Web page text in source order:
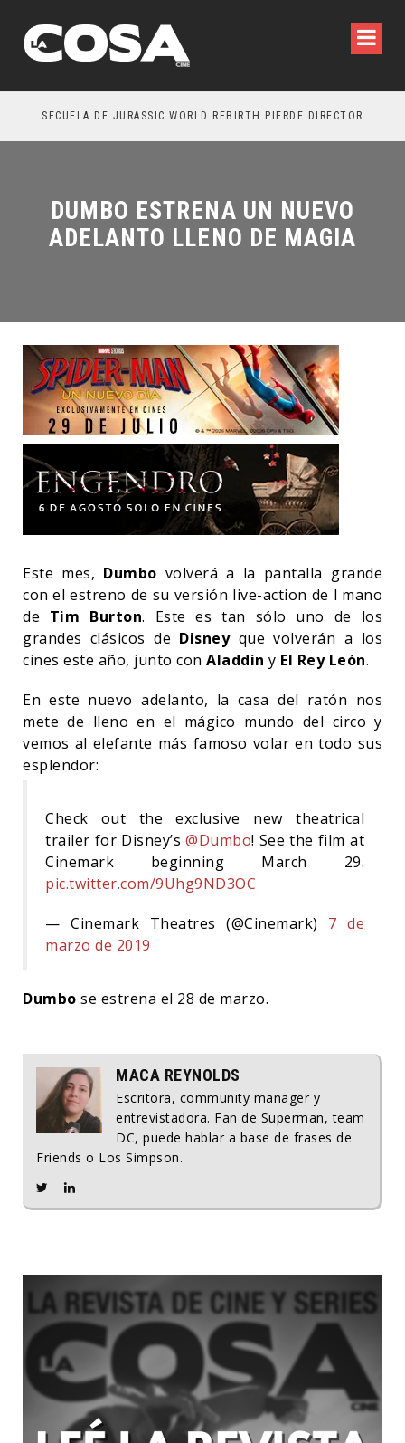
SECUELA DE JURASSIC WORLD REBIRTH PIERDE DIRECTOR
DUMBO ESTRENA UN NUEVO
ADELANTO LLENO DE MAGIA
Este mes, Dumbo volverá a la pantalla grande
con el estreno de su versión live-action de l mano
de Tim Burton. Este es tan sólo uno de los
grandes clásicos de Disney que volverán a los
cines este año, junto con Aladdin y El Rey León.
En este nuevo adelanto, la casa del ratón nos
mete de lleno en el mágico mundo del circo y
vemos al elefante más famoso volar en todo sus
esplendor:
Check out the exclusive new theatrical
trailer for Disney’s@Dumbo! See the film at
Cinemark beginning March 29.
pic.twitter.com/9Uhg9ND3OC
— Cinemark Theatres (@Cinemark) 7 de
marzo de 2019
Dumbo se estrena el 28 de marzo.
MACA REYNOLDS
Escritora, community manager y
entrevistadora. Fan de Superman, team
DC, puede hablar a base de frases de
Friends o Los Simpson.